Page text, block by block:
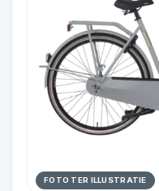
FOTO TER ILLUSTRATIE